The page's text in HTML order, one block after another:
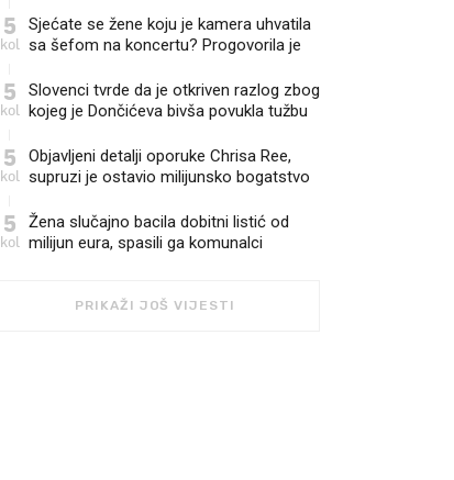
5
kol
Sjećate se žene koju je kamera uhvatila
sa šefom na koncertu? Progovorila je
5
kol
Slovenci tvrde da je otkriven razlog zbog
kojeg je Dončićeva bivša povukla tužbu
5
kol
Objavljeni detalji oporuke Chrisa Ree,
supruzi je ostavio milijunsko bogatstvo
5
kol
Žena slučajno bacila dobitni listić od
milijun eura, spasili ga komunalci
PRIKAŽI JOŠ VIJESTI